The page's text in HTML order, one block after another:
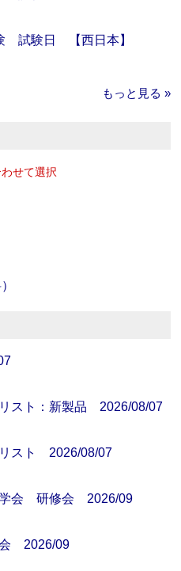
試験日 【西日本】
もっと見る »
せて選択
スト：新製品 2026/08/07
スト 2026/08/07
学会 研修会 2026/09
2026/09